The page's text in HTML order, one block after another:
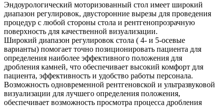
Эндоурологический моторизованный стол имеет широкий
диапазон регулировок, двусторонние вырезы для проведения
процедур с любой стороны стола и рентгенопрозрачную
поверхность для качественной визуализации.
Широкий диапазон регулировок стола ( 4- и 5-осевые
варианты) помогает точно позиционировать пациента для
определения наиболее эффективного положения для
дробления камней, что обеспечивает высокий комфорт для
пациента, эффективность и удобство работы персонала.
Возможность одновременной рентгеновской и ультразвуковой
визуализации для лучшего определения положения,
обеспечивает возможность просмотра процесса дробления